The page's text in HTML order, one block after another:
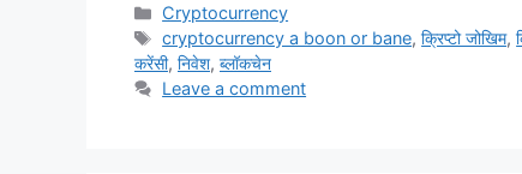
Categories
Cryptocurrency
Tags
cryptocurrency a boon or bane,क्रिप्टो जोखिम,
करेंसी, निवेश, ब्लॉकचेन
Leave a comment